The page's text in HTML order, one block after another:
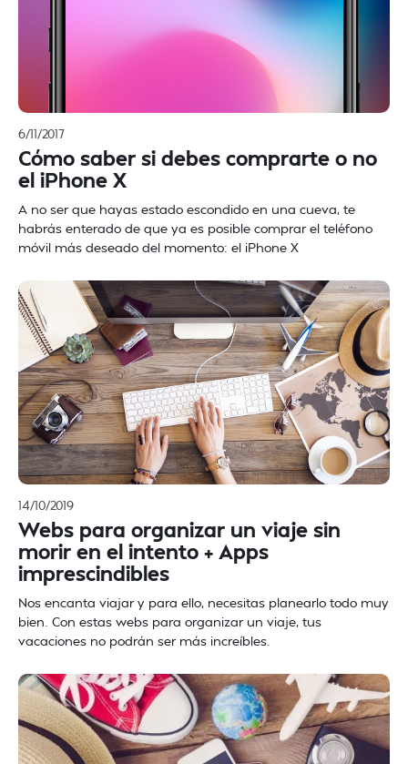
6/11/2017
Cómo saber si debes comprarte o no
el iPhone X
A no ser que hayas estado escondido en una cueva, te
habrás enterado de que ya es posible comprar el teléfono
móvil más deseado del momento: el iPhone X
14/10/2019
Webs para organizar un viaje sin
morir en el intento + Apps
imprescindibles
Nos encanta viajar y para ello, necesitas planearlo todo muy
bien. Con estas webs para organizar un viaje, tus
vacaciones no podrán ser más increíbles.